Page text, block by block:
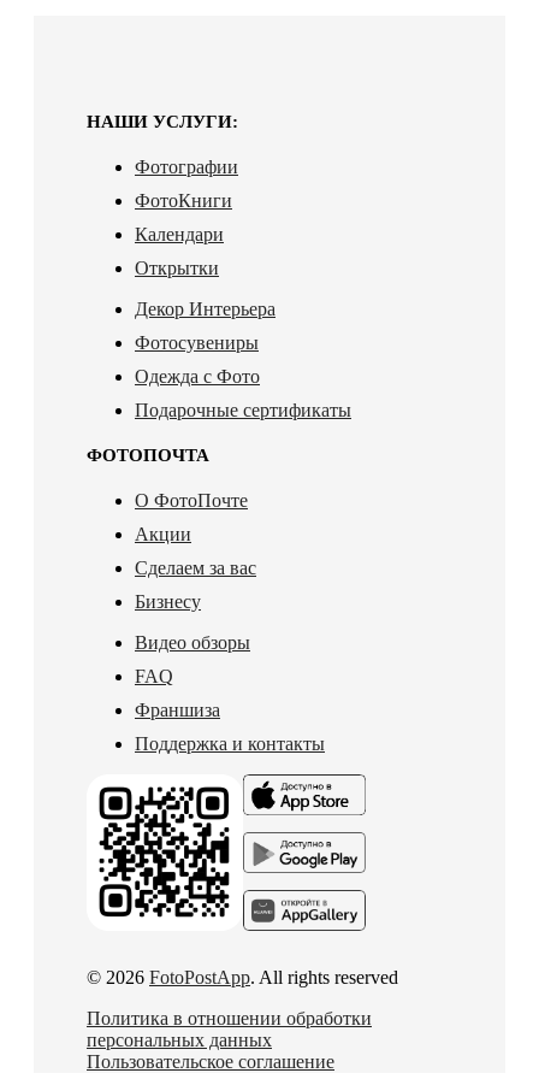
НАШИ УСЛУГИ:
Фотографии
ФотоКниги
Календари
Открытки
Декор Интерьера
Фотосувениры
Одежда с Фото
Подарочные сертификаты
ФОТОПОЧТА
О ФотоПочте
Акции
Сделаем за вас
Бизнесу
Видео обзоры
FAQ
Франшиза
Поддержка и контакты
© 2026 FotoPostApp. All rights reserved
Политика в отношении обработки
персональных данных
Пользовательское соглашение